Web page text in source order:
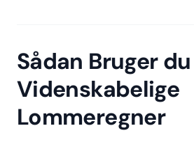
Sådan Bruger
Videnskabelige
Lommeregner